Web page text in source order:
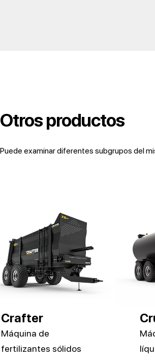
Otros productos
Puede examinar diferentes subgrupos del
Crafter
Máquina de
fertilizantes sólidos